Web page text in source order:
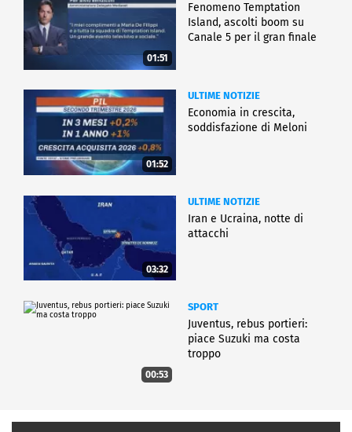
01:51
Fenomeno Temptation
Island, ascolti boom su
Canale 5 per il gran finale
01:52
ULTIME NOTIZIE
Economia in crescita,
soddisfazione di Meloni
03:32
ULTIME NOTIZIE
Iran e Ucraina, notte di
attacchi
00:53
SPORT
Juventus, rebus portieri:
piace Suzuki ma costa
troppo